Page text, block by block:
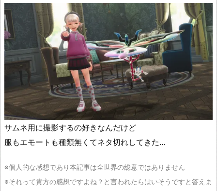
サムネ用に撮影するの好きなんだけど
服もエモートも種類無くてネタ切れしてきた…
※個人的な感想であり本記事は全世界の総意ではありません
※それって貴方の感想ですよね？と言われたらはいそうですと答えま